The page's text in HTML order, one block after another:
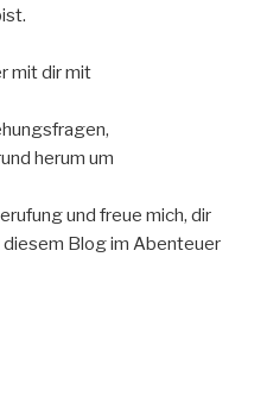
mit dir mit
herum um
und freue mich, dir
diesem Blog im Abenteuer